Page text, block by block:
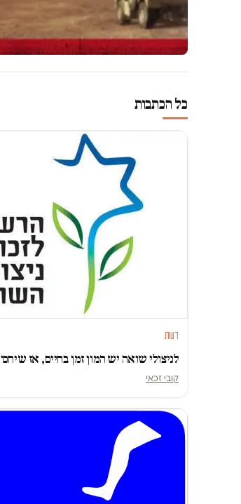
כל הכתבות
דעות
לניצולי שואה יש המון זמן בחיים, אז שיחכו
קובי זכאי